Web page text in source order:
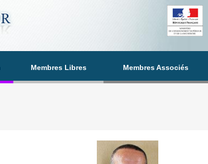
Membres Libres Membres Associés